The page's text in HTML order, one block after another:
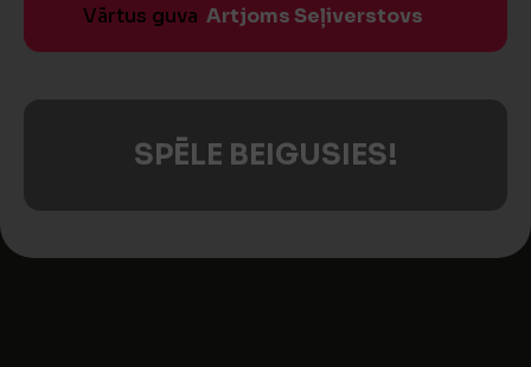
Vārtus guva Artjoms Seļiverstovs
SPĒLE BEIGUSIES!